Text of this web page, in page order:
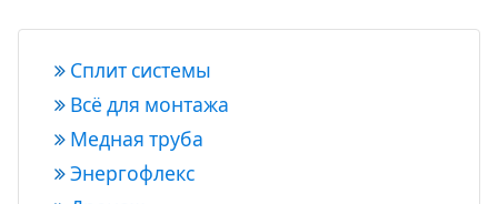
Сплит системы
Всё для монтажа
Медная труба
Энергофлекс